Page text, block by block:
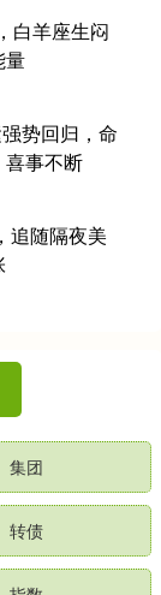
白羊座生闷
量
势回归，命
事不断
追随隔夜美
集团
转债